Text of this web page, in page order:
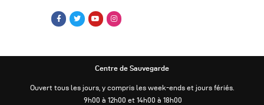
Centre de Sauvegarde
Ouvert tous les jours, y compris les week-ends et jours fériés.
9h00 à 12h00 et 14h00 à 18h00